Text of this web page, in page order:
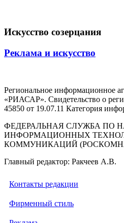
Искусство созерцания
Реклама и искусство
Региональное информационное
«РИАСАР». Свидетельство о
45850 от 19.07.11 Категория
ФЕДЕРАЛЬНАЯ СЛУЖБА ПО
ИНФОРМАЦИОННЫХ
КОММУНИКАЦИЙ
Главный редактор: Ракчеев А.В.
Контакты редакции
Фирменный стиль